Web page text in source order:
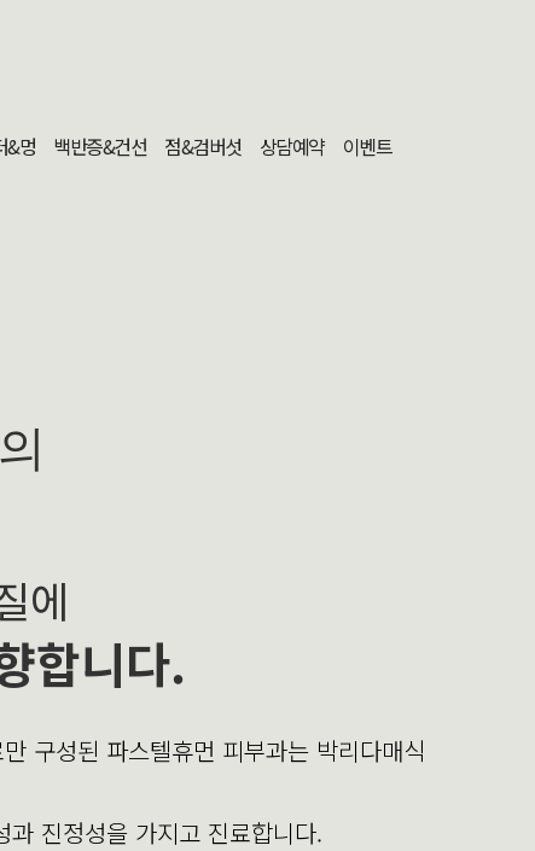
&멍 백반증&건선 점&검버섯 상담예약 이벤트
에
합니다.
구성된 파스텔휴먼 피부과는 박리다매식
진정성을 가지고 진료합니다.